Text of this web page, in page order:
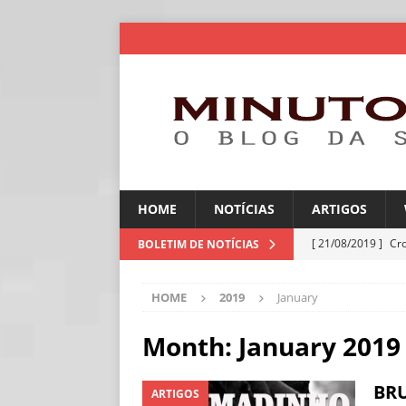
HOME NOTÍCIAS ARTIGOS
BOLETIM DE NOTÍCIAS [ 21/08/2019 ]
[ 06/08/2026 ]
industriais
[ 06/08/2026 ]
NOTÍCIAS
HOME 2019 January
Month: January 2019
ARTIGOS